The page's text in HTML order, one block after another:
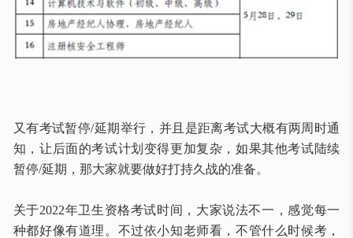
又有考试暂停/延期举行，并且是距离考试大概有两周时通
知，让后面的考试计划变得更加复杂，如果其他考试陆续
暂停/延期，那大家就要做好打持久战的准备。
关于2022年卫生资格考试时间，大家说法不一，感觉每一
种都好像有道理。不过依小知老师看，不管什么时候考，